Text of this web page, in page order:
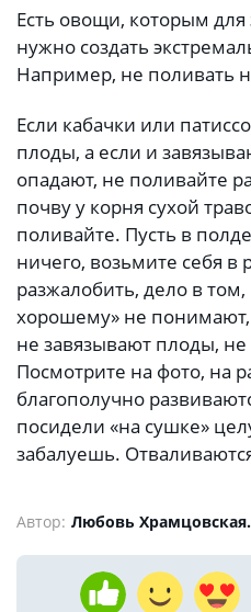
Есть овощи, которым
нужно создать
Например, не поливать
Если кабачки или
плоды, а если и
опадают, не поливайте
почву у корня сухой
поливайте. Пусть в
ничего, возьмите себя в
разжалобить, дело в
хорошему» не понимают,
не завязывают плоды,
Посмотрите на фото, на
благополучно
посидели «на сушке»
забалуешь.
Автор: Любовь Храмцовская.